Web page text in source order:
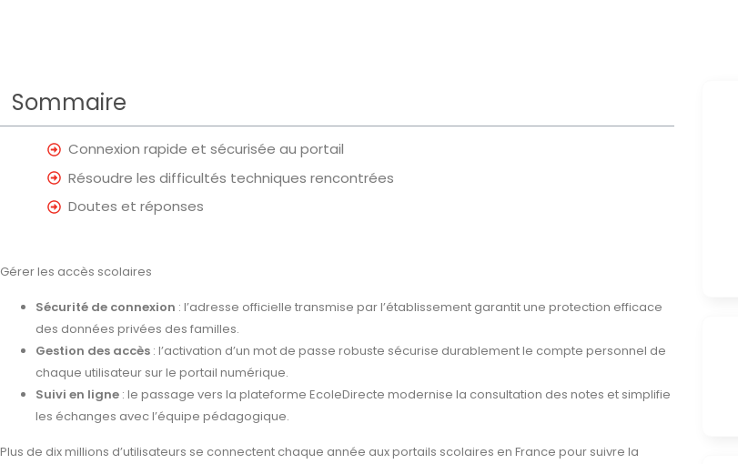
Sommaire
Connexion rapide et sécurisée au portail
Résoudre les difficultés techniques rencontrées
Doutes et réponses
Gérer les accès scolaires
Sécurité de connexion : l’adresse officielle transmise par l’établissement garantit une protection efficace
des données privées des familles.
Gestion des accès : l’activation d’un mot de passe robuste sécurise durablement le compte personnel de
chaque utilisateur sur le portail numérique.
Suivi en ligne : le passage vers la plateforme EcoleDirecte modernise la consultation des notes et simplifie
les échanges avec l’équipe pédagogique.
Plus de dix millions d’utilisateurs se connectent chaque année aux portails scolaires en France pour suivre la